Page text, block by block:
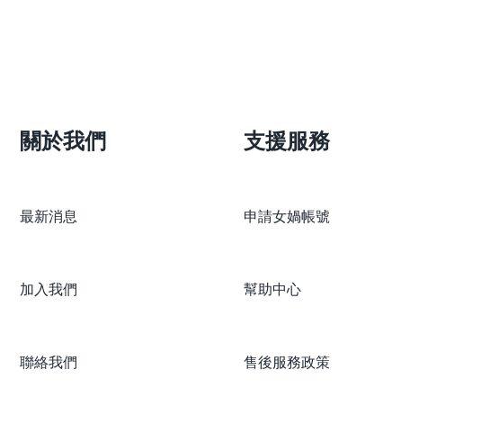
關於我們
最新消息
加入我們
聯絡我們
支援服務
申請女媧帳號
幫助中心
售後服務政策